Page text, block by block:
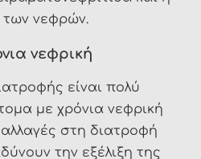
των νεφρών.
νεφρική
είναι πολύ
με χρόνια νεφρική
στη διατροφή
την εξέλιξη της